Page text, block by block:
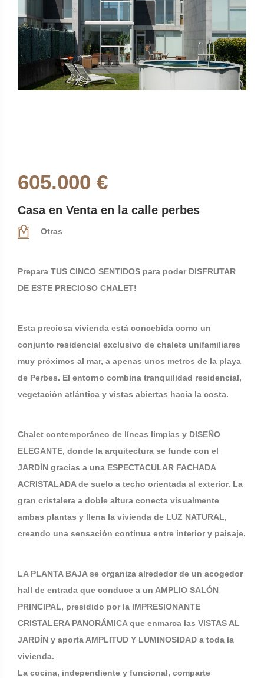
605.000 €
Casa en Venta en la calle perbes
Otras
Prepara TUS CINCO SENTIDOS para poder DISFRUTAR
DE ESTE PRECIOSO CHALET!
Esta preciosa vivienda está concebida como un
conjunto residencial exclusivo de chalets unifamiliares
muy próximos al mar, a apenas unos metros de la playa
de Perbes. El entorno combina tranquilidad residencial,
vegetación atlántica y vistas abiertas hacia la costa.
Chalet contemporáneo de líneas limpias y DISEÑO
ELEGANTE, donde la arquitectura se funde con el
JARDÍN gracias a una ESPECTACULAR FACHADA
ACRISTALADA de suelo a techo orientada al exterior. La
gran cristalera a doble altura conecta visualmente
ambas plantas y llena la vivienda de LUZ NATURAL,
creando una sensación continua entre interior y paisaje.
LA PLANTA BAJA se organiza alrededor de un acogedor
hall de entrada que conduce a un AMPLIO SALÓN
PRINCIPAL, presidido por la IMPRESIONANTE
CRISTALERA PANORÁMICA que enmarca las VISTAS AL
JARDÍN y aporta AMPLITUD Y LUMINOSIDAD a toda la
vivienda.
La cocina, independiente y funcional, comparte